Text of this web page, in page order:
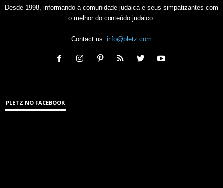
Desde 1998, informando a comunidade judaica e seus simpatizantes com
o melhor do conteúdo judaico.
Contact us: info@pletz.com
PLETZ NO FACEBOOK